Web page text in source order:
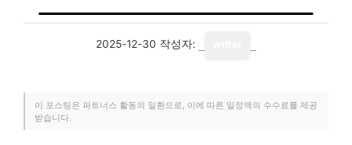
2025-12-30 작성자:
이 포스팅은 파트너스 활동의 일환으로, 이에 따른 일정액의 수수료를 제공
받습니다.